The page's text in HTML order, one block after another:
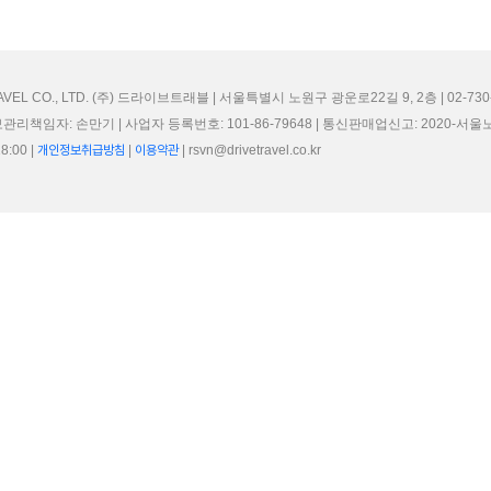
CO., LTD. (주) 드라이브트래블 | 서울특별시 노원구 광운로22길 9, 2층 | 02-
리책임자: 손만기 | 사업자 등록번호: 101-86-79648 | 통신판매업신고: 2020-서울
| 개인정보취급방침 이용약관| rsvn@drivetravel.co.kr